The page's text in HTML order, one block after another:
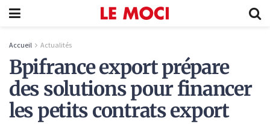
Accueil Actualités
Bpifrance export prépare
des solutions pour financer
les petits contrats export